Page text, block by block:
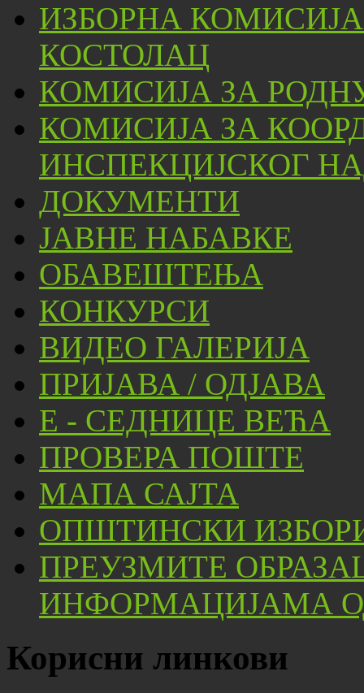
ИЗБОРНА
КОСТОЛАЦ
КОМИСИЈА ЗА
КОМИСИЈА ЗА
ИНСПЕКЦИЈСКОГ
ДОКУМЕНТИ
ЈАВНЕ НАБАВКЕ
ОБАВЕШТЕЊА
КОНКУРСИ
ВИДЕО ГАЛЕРИЈА
ПРИЈАВА / ОДЈАВА
Е - СЕДНИЦЕ ВЕЋА
ПРОВЕРА ПОШТЕ
МАПА САЈТА
ОПШТИНСКИ
ПРЕУЗМИТЕ
ИНФОРМАЦИЈАМА
Корисни линкови